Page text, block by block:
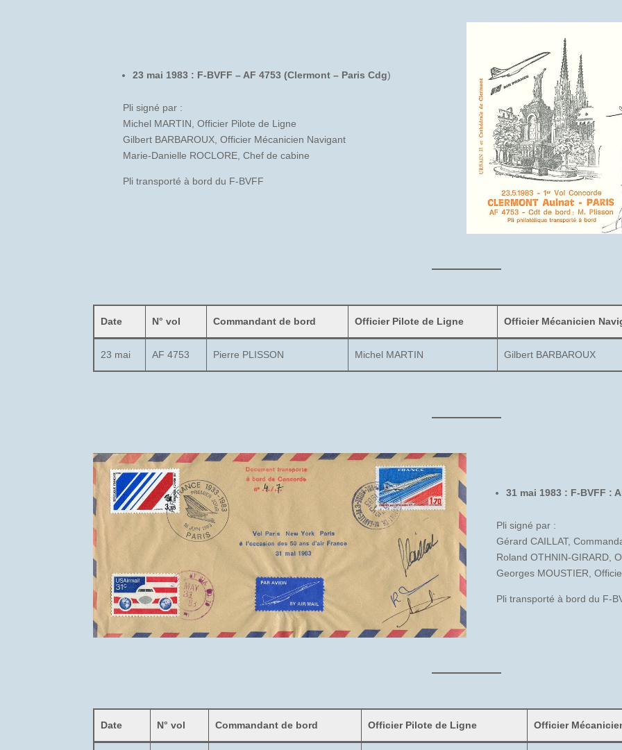
23 mai 1983 : F-BVFF – AF 4753 (Clermont – Paris Cdg)
Pli signé par :
Michel MARTIN, Officier Pilote de Ligne
Gilbert BARBAROUX, Officier Mécanicien Navigant
Marie-Danielle ROCLORE, Chef de cabine
Pli transporté à bord du F-BVFF
Date N° vol Commandant de bord Officier Pilote de Ligne Officier Mécanicien
23 mai AF 4753 Pierre PLISSON Michel MARTIN Gilbert BARBAROUX
31 mai 1983 : F-BVFF :
Pli signé par :
Gérard CAILLAT,
Roland OTHNIN-GIRARD,
Georges MOUSTIER,
Pli transporté à bord du F-
Date N° vol Commandant de bord Officier Pilote de Ligne Officier